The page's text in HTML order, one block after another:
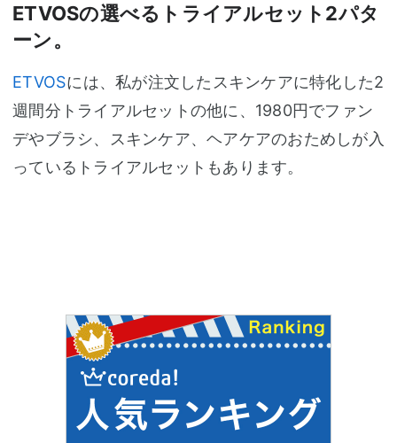
ETVOSの選べるトライアルセット2パタ
ーン。
ETVOSには、私が注文したスキンケアに特化した2
週間分トライアルセットの他に、1980円でファン
デやブラシ、スキンケア、ヘアケアのおためしが入
っているトライアルセットもあります。